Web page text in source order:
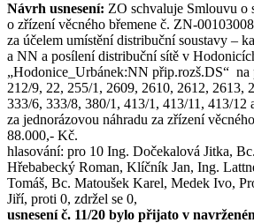
Návrh usnesení: ZO schvaluje Smlouvu o
o zřízení věcného břemene č. ZN-
za účelem umístění distribuční soustavy –
a NN a posílení distribuční sítě v
„Hodonice_Urbánek:NN přip.rozš.DS“ na
212/9, 22, 255/1, 2609, 2610, 2612, 2613,
333/6, 333/8, 380/1, 413/1, 413/11, 413/12
za jednorázovou náhradu za zřízení
88.000,- Kč.
hlasování: pro 10 Ing. Dočekalová Jitka,
Hřebabecký Roman, Klíčník Jan, Ing.
Tomáš, Bc. Matoušek Karel, Medek Ivo,
Jiří, proti 0, zdržel se 0,
usnesení č. 11/20 bylo přijato v